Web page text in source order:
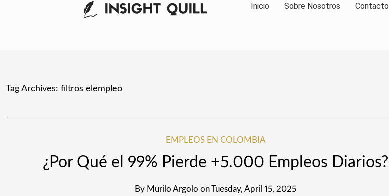
Inicio Sobre Nosotros Contacto
Tag Archives:filtros elempleo
EMPLEOS EN COLOMBIA
¿Por Qué el 99% Pierde +5.000 Empleos Diarios?
By Murilo Argolo on Tuesday, April 15, 2025